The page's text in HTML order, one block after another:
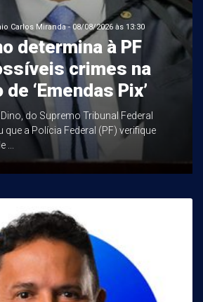
Carlos Miranda - 08/08/2026 às 13:30
determina à PF
crimes na
‘Emendas Pix’
do Supremo Tribunal Federal
que a Polícia Federal (PF) verifique